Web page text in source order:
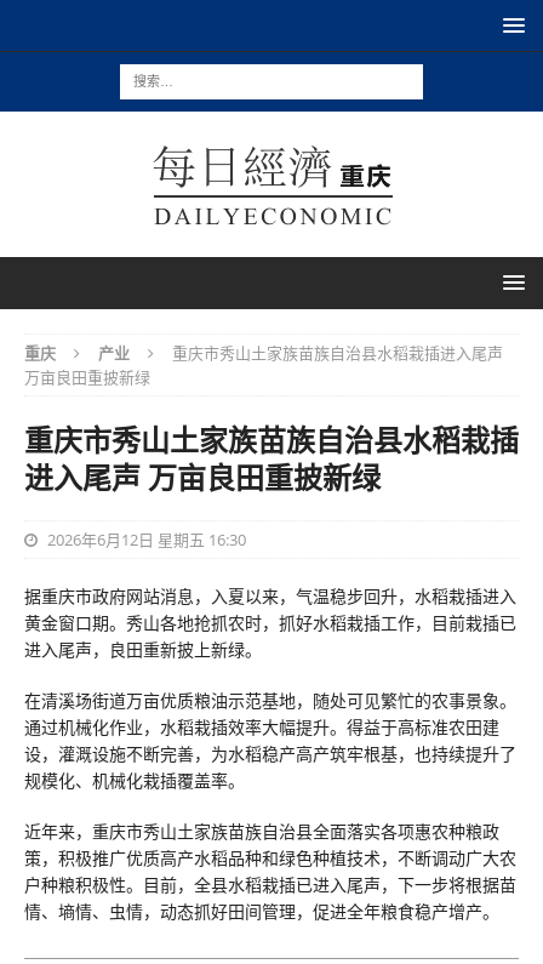
重庆 产业
重庆市秀山土家族苗族自治县水稻栽插进入尾声
万亩良田重披新绿
重庆市秀山土家族苗族自治县水稻栽插
进入尾声 万亩良田重披新绿
2026年6月12日 星期五 16:30
据重庆市政府网站消息，入夏以来，气温稳步回升，水稻栽插进入
黄金窗口期。秀山各地抢抓农时，抓好水稻栽插工作，目前栽插已
进入尾声，良田重新披上新绿。
在清溪场街道万亩优质粮油示范基地，随处可见繁忙的农事景象。
通过机械化作业，水稻栽插效率大幅提升。得益于高标准农田建
设，灌溉设施不断完善，为水稻稳产高产筑牢根基，也持续提升了
规模化、机械化栽插覆盖率。
近年来，重庆市秀山土家族苗族自治县全面落实各项惠农种粮政
策，积极推广优质高产水稻品种和绿色种植技术，不断调动广大农
户种粮积极性。目前，全县水稻栽插已进入尾声，下一步将根据苗
情、墒情、虫情，动态抓好田间管理，促进全年粮食稳产增产。